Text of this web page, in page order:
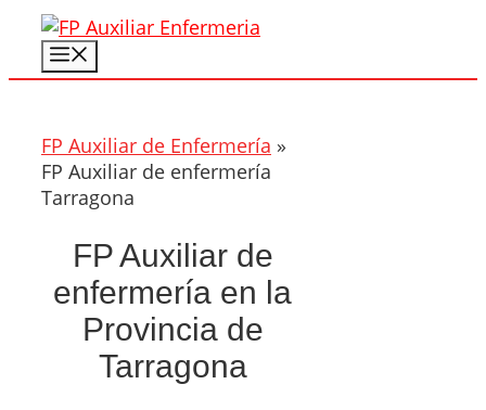
Saltar
contenido
FP Auxiliar de Enfermería »
FP Auxiliar de enfermería
Tarragona
FP Auxiliar de
enfermería en la
Provincia de
Tarragona